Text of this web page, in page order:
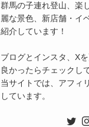
群馬の子連れ登山、楽
麗な景色、新店舗・イ
紹介しています！
ブログとインスタ、X
良かったらチェックし
当サイトでは、アフィ
しています。